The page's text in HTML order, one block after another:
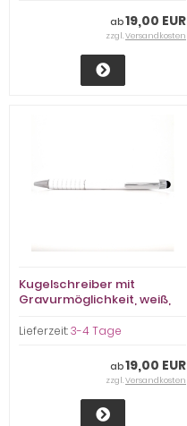
ab19,00 EUR
zzgl.Versandkosten
Kugelschreiber mit
Gravurmöglichkeit, weiß,
Lieferzeit:3-4 Tage
ab19,00 EUR
zzgl.Versandkosten